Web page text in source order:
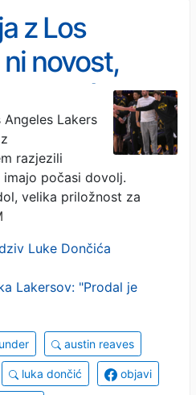
z Los
novost,
Dončić
Lakers
razjezili
počasi dovolj.
velika priložnost za
Luke Dončića
Lakersov: "Prodal je
austin reaves
luka dončić objavi